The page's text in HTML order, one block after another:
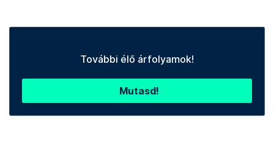
További élő árfolyamok!
Mutasd!